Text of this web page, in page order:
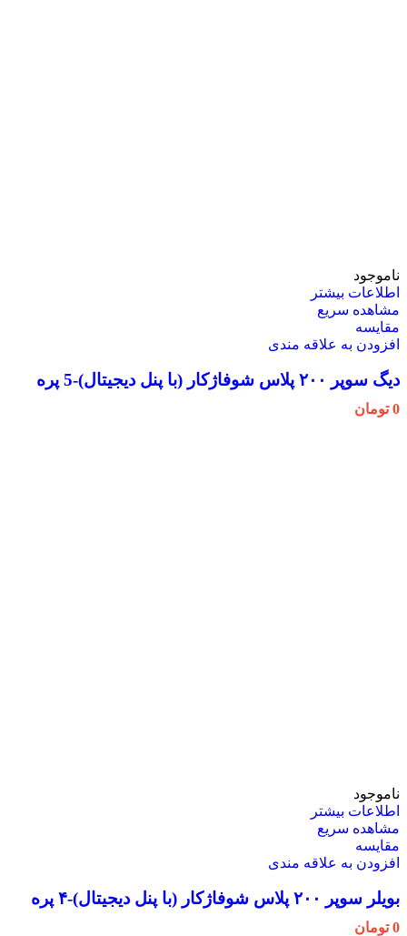
ناموجود
اطلاعات بیشتر
مشاهده سریع
مقایسه
افزودن به علاقه مندی
دیگ سوپر ۲۰۰ پلاس شوفاژکار (با پنل دیجیتال)-5 پره
0 تومان
ناموجود
اطلاعات بیشتر
مشاهده سریع
مقایسه
افزودن به علاقه مندی
بویلر سوپر ۲۰۰ پلاس شوفاژکار (با پنل دیجیتال)-۴ پره
0 تومان